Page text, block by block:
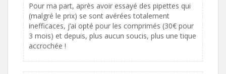
Pour ma part, après avoir essayé des pipettes qui
(malgré le prix) se sont avérées totalement
inefficaces, j’ai opté pour les comprimés (30€ pour
3 mois) et depuis, plus aucun soucis, plus une tique
accrochée !